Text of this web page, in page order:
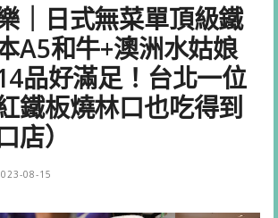
｜日式無菜單頂級鐵
A5和牛+澳洲水姑娘
品好滿足！台北一位
鐵板燒林口也吃得到
店）
08-15